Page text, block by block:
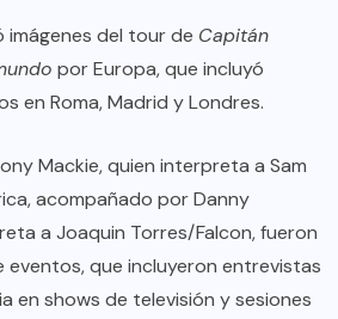
imágenes del tour de Capitán
por Europa, que incluyó
en Roma, Madrid y Londres.
Mackie, quien interpreta a Sam
acompañado por Danny
a Joaquin Torres/Falcon, fueron
eventos, que incluyeron entrevistas
en shows de televisión y sesiones